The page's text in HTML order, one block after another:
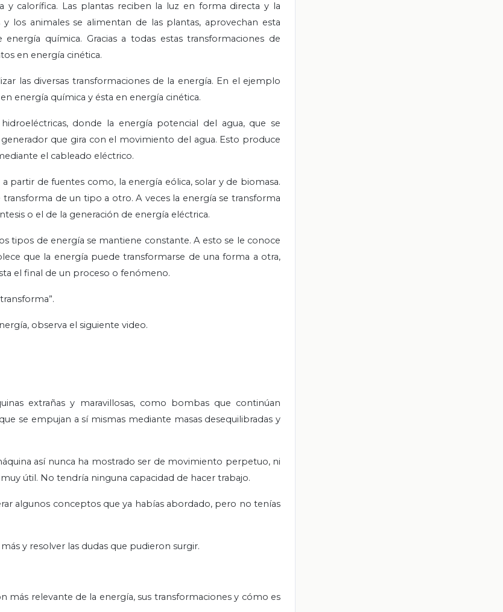
calorífica. Las plantas reciben la luz en forma directa y la
los animales se alimentan de las plantas, aprovechan esta
química. Gracias a todas estas transformaciones de
en energía cinética.
las diversas transformaciones de la energía. En el ejemplo
energía química y ésta en energía cinética.
donde la energía potencial del agua, que se
que gira con el movimiento del agua. Esto produce
el cableado eléctrico.
partir de fuentes como, la energía eólica, solar y de biomasa.
de un tipo a otro. A veces la energía se transforma
o el de la generación de energía eléctrica.
tipos de energía se mantiene constante. A esto se le conoce
que la energía puede transformarse de una forma a otra,
el final de un proceso o fenómeno.
observa el siguiente video.
extrañas y maravillosas, como bombas que continúan
se empujan a sí mismas mediante masas desequilibradas y
así nunca ha mostrado ser de movimiento perpetuo, ni
útil. No tendría ninguna capacidad de hacer trabajo.
algunos conceptos que ya habías abordado, pero no tenías
y resolver las dudas que pudieron surgir.
relevante de la energía, sus transformaciones y cómo es